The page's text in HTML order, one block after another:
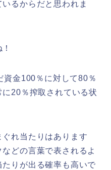
るからだと思われま
資金100％に対して80％
20％搾取されている状
れ当たりはあります
どの言葉で表されるよ
りが出る確率も高いで